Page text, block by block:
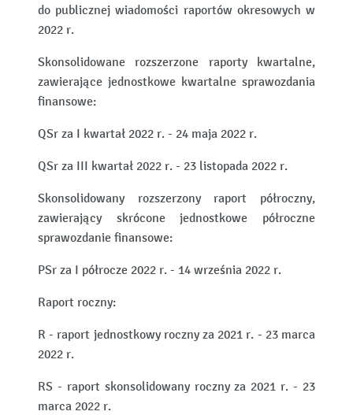
do publicznej wiadomości raportów okresowych w
2022 r.
Skonsolidowane rozszerzone raporty kwartalne,
zawierające jednostkowe kwartalne sprawozdania
finansowe:
QSr za I kwartał 2022 r. - 24 maja 2022 r.
QSr za III kwartał 2022 r. - 23 listopada 2022 r.
Skonsolidowany rozszerzony raport półroczny,
zawierający skrócone jednostkowe półroczne
sprawozdanie finansowe:
PSr za I półrocze 2022 r. - 14 września 2022 r.
Raport roczny:
R - raport jednostkowy roczny za 2021 r. - 23 marca
2022 r.
RS - raport skonsolidowany roczny za 2021 r. - 23
marca 2022 r.